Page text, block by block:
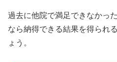
過去に他院で満足できなかっ
なら納得できる結果を得られ
ょう。